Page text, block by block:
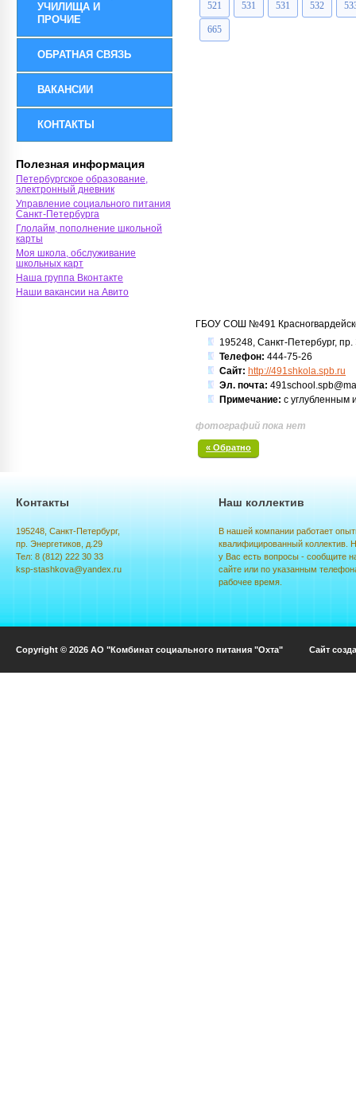
УЧИЛИЩА И
ПРОЧИЕ
ОБРАТНАЯ СВЯЗЬ
ВАКАНСИИ
КОНТАКТЫ
Полезная информация
Петербургское образование,
электронный дневник
Управление социального питания
Санкт-Петербурга
Глолайм, пополнение школьной
карты
Моя школа, обслуживание
школьных карт
Наша группа Вконтакте
Наши вакансии на Авито
521 531 531 532
665
ГБОУ СОШ №491
195248, Санкт-Петербург, пр.
Телефон: 444-75-26
Сайт: http://491shkola.spb.ru
Эл. почта:
Примечание: с углубленным
фотографий пока нет
« Обратно
Контакты
195248, Санкт-Петербург,
пр. Энергетиков, д.29
Тел: 8 (812) 222 30 33
ksp-stashkova@yandex.ru
Наш коллектив
В нашей компании работает
квалифицированный коллектив.
у Вас есть вопросы - сообщите
сайте или по указанным
рабочее время.
Copyright © 2026 АО "Комбинат социального питания "Охта" Сайт